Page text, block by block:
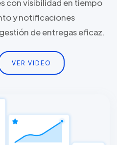
con visibilidad en tiempo
y notificaciones
de entregas eficaz.
VER VIDEO